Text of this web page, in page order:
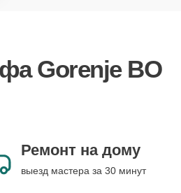
Gorenje BO
Ремонт на дому
выезд мастера за 30 минут